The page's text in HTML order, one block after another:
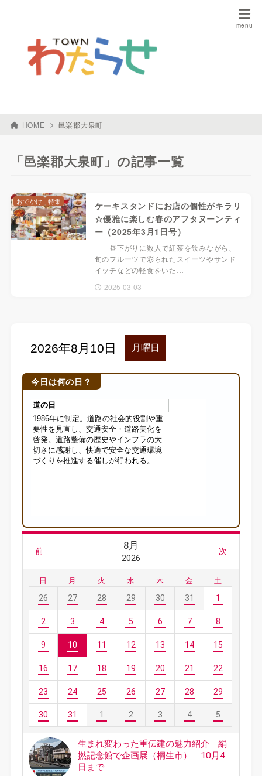
HOME 邑楽郡大泉町
「邑楽郡大泉町」の記事一覧
ケーキスタンドにお店の個性がキラリ
☆優雅に楽しむ春のアフタヌーンティ
ー（2025年3月1日号）
昼下がりに数人で紅茶を飲みながら、
旬のフルーツで彩られたスイーツやサンド
イッチなどの軽食をいた…
2025-03-03
おでかけ 特集
今日は何の日？